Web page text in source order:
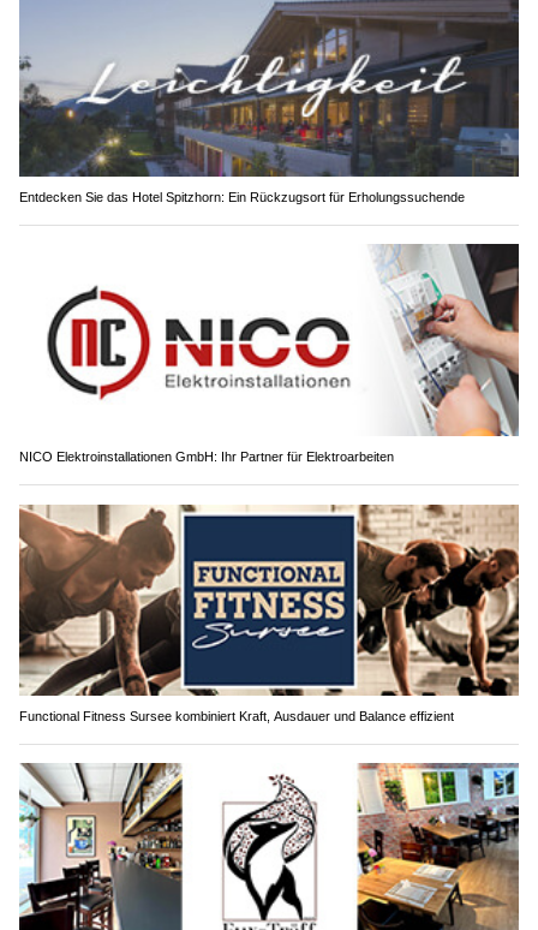
Entdecken Sie das Hotel Spitzhorn: Ein Rückzugsort für Erholungssuchende
NICO Elektroinstallationen GmbH: Ihr Partner für Elektroarbeiten
Functional Fitness Sursee kombiniert Kraft, Ausdauer und Balance effizient